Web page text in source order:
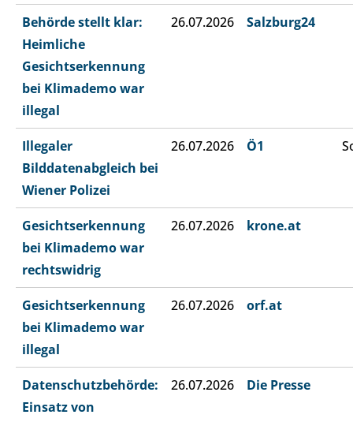
Behörde stellt klar:
Heimliche
Gesichtserkennung
bei Klimademo war
illegal
26.07.2026 Salzburg24
Illegaler
Bilddatenabgleich bei
Wiener Polizei
26.07.2026 Ö1
Gesichtserkennung
bei Klimademo war
rechtswidrig
26.07.2026 krone.at
Gesichtserkennung
bei Klimademo war
illegal
26.07.2026 orf.at
Datenschutzbehörde:
Einsatz von
26.07.2026 Die Presse